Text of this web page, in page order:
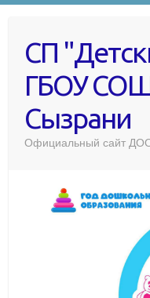
СП
ГБОУ
Сызрани
Официальный сайт